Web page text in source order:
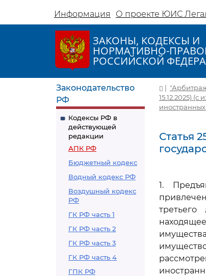
Информация О проекте ЮИС
ЗАКОНЫ, КОДЕКСЫ И
НОРМАТИВНО-
РОССИЙСКОЙ
Законодательство
РФ
Кодексы РФ в
действующей
редакции
АПК РФ
Бюджетный кодекс
Водный кодекс РФ
Воздушный кодекс
РФ
ГК РФ часть 1
ГК РФ часть 2
ГК РФ часть 3
ГК РФ часть 4
ГПК РФ
|
15.12.2025) (с
Статья
1.